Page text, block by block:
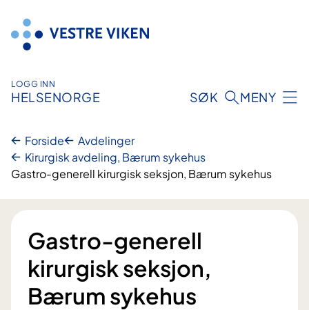
innhold
LOGG INN
HELSENORGE SØK MENY
Forside
Avdelinger
Kirurgisk avdeling, Bærum sykehus
Gastro-generell kirurgisk seksjon, Bærum sykehus
Gastro-generell
kirurgisk seksjon,
Bærum sykehus